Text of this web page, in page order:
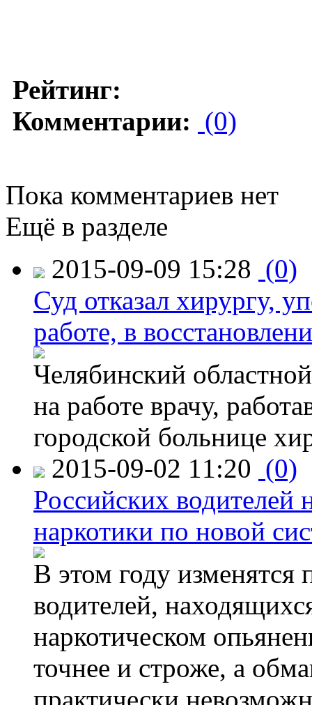
Рейтинг:
Комментарии: (0)
Пока комментариев нет
Ещё в разделе
2015-09-09 15:28 (0)
Суд отказал хирургу,
работе, в
Челябинский
на работе врачу,
городской больнице
2015-09-02 11:20 (0)
Российских водителей
наркотики по новой
В этом году изменятся
водителей,
наркотическом
точнее и строже, а
практически